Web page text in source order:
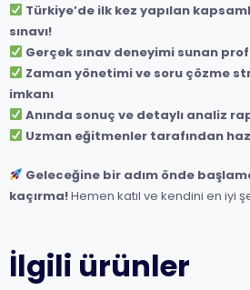
Türkiye’de ilk kez yapılan
sınavı!
Gerçek sınav deneyimi sunan
Zaman yönetimi ve soru çözme
imkanı
Anında sonuç ve detaylı analiz
Uzman eğitmenler tarafından
Geleceğine bir adım önde
kaçırma!Hemen katıl ve kendini en iyi
İlgili ürünler